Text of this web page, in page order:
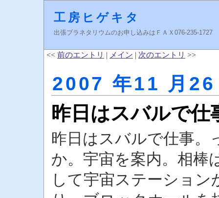
工房ヒゲキタ
出張プラネタリウムのお申し込みはＦＡＸ076-235-
<< 前のエントリ | メイン | 次のエントリ >>
2007 年11 月
昨日はスバルで仕
昨日はスバルで仕事
か。宇宙を案内。相棒
して宇宙ステーショ